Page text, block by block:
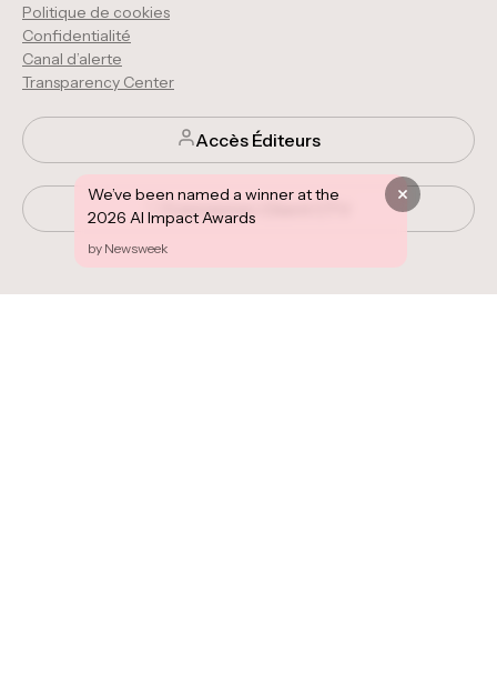
We’ve been named a winner at the
2026 AI Impact Awards
by Newsweek
Accès Éditeurs
Connexion Client CTV
Politique de cookies
Confidentialité
Canal d’alerte
Transparency Center